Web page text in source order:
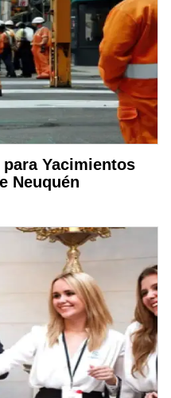
Yacimientos
Neuquén